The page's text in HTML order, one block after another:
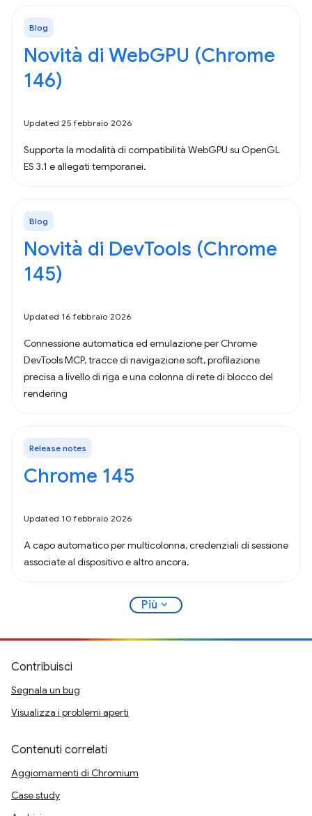
Blog
Novità di WebGPU (Chrome
146)
Updated 25 febbraio 2026
Supporta la modalità di compatibilità WebGPU su OpenGL
ES 3.1 e allegati temporanei.
Blog
Novità di DevTools (Chrome
145)
Updated 16 febbraio 2026
Connessione automatica ed emulazione per Chrome
DevTools MCP, tracce di navigazione soft, profilazione
precisa a livello di riga e una colonna di rete di blocco del
rendering
Release notes
Chrome 145
Updated 10 febbraio 2026
A capo automatico per multicolonna, credenziali di sessione
associate al dispositivo e altro ancora.
Più expand_more
Contribuisci
Segnala un bug
Visualizza i problemi aperti
Contenuti correlati
Aggiornamenti di Chromium
Case study